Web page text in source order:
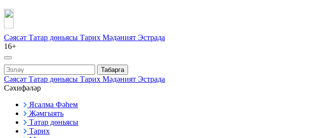
Сәясәт Татар дөньясы Тарих Мәдәният Эстрада
16+
Табарга
Сәясәт Татар дөньясы Тарих Мәдәният Эстрада
Сәхифәләр
Ясалма Фәһем
Җәмгыять
Татар дөньясы
Тарих